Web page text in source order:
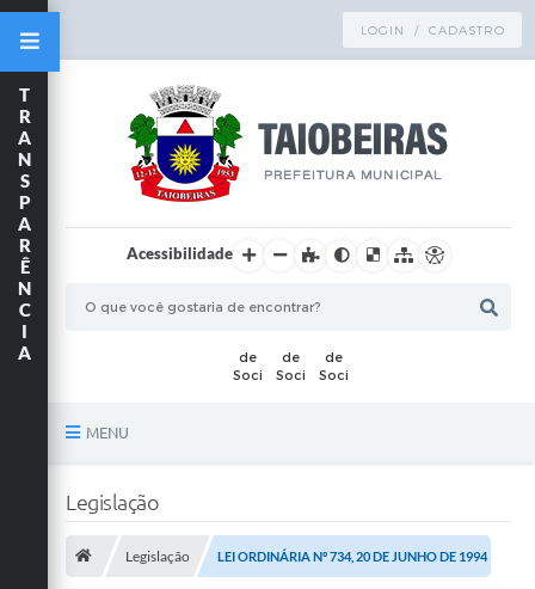
LOGIN / CADASTRO
Acessibilidade
MENU
T
R
A
N
S
P
A
R
Ê
N
C
I
A
Legislação
Legislação LEI ORDINÁRIA Nº 734, 20 DE JUNHO DE 1994